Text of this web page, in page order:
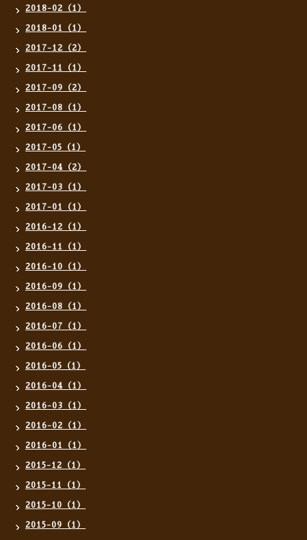
2018-02（1）
2018-01（1）
2017-12（2）
2017-11（1）
2017-09（2）
2017-08（1）
2017-06（1）
2017-05（1）
2017-04（2）
2017-03（1）
2017-01（1）
2016-12（1）
2016-11（1）
2016-10（1）
2016-09（1）
2016-08（1）
2016-07（1）
2016-06（1）
2016-05（1）
2016-04（1）
2016-03（1）
2016-02（1）
2016-01（1）
2015-12（1）
2015-11（1）
2015-10（1）
2015-09（1）